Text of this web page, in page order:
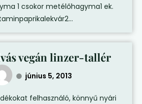
1 csokor metélőhagyma1 ek.
vegán linzer-tallér
június 5, 2013
felhasználó, könnyű nyári